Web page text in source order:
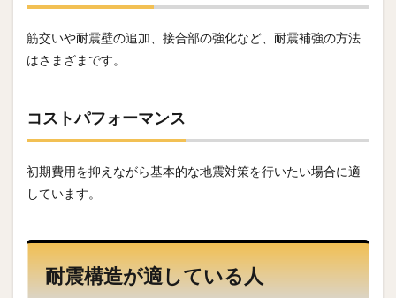
筋交いや耐震壁の追加、接合部の強化など、耐震補強の方法
はさまざまです。
コストパフォーマンス
初期費用を抑えながら基本的な地震対策を行いたい場合に適
しています。
耐震構造が適している人